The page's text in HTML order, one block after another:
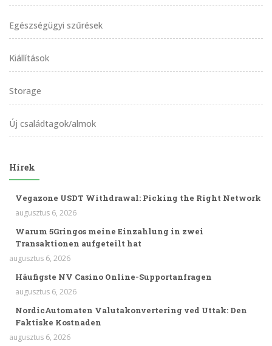
Egészségügyi szűrések
Kiállítások
Storage
Új családtagok/almok
Hírek
Vegazone USDT Withdrawal: Picking the Right Network
augusztus 6, 2026
Warum 5Gringos meine Einzahlung in zwei
Transaktionen aufgeteilt hat
augusztus 6, 2026
Häufigste NV Casino Online-Supportanfragen
augusztus 6, 2026
NordicAutomaten Valutakonvertering ved Uttak: Den
Faktiske Kostnaden
augusztus 6, 2026